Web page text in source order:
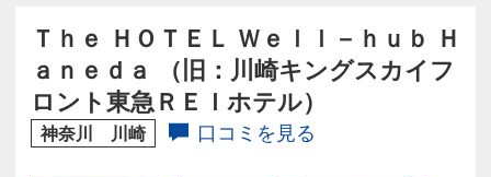
Ｔｈｅ ＨＯＴＥＬ Ｗｅｌｌ－ｈｕｂ Ｈ
ａｎｅｄａ （旧：川崎キングスカイフ
ロント東急ＲＥＩホテル）
神奈川 川崎 口コミを見る